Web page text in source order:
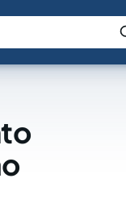
IA Buscar no Jus